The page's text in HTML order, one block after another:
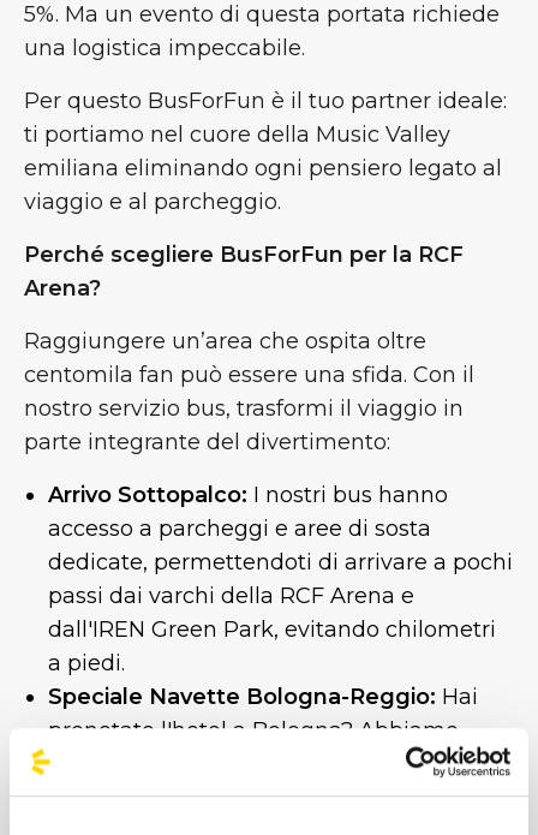
5%. Ma un evento di questa portata richiede
una logistica impeccabile.
Per questo BusForFun è il tuo partner ideale:
ti portiamo nel cuore della Music Valley
emiliana eliminando ogni pensiero legato al
viaggio e al parcheggio.
Perché scegliere BusForFun per la RCF
Arena?
Raggiungere un’area che ospita oltre
centomila fan può essere una sfida. Con il
nostro servizio bus, trasformi il viaggio in
parte integrante del divertimento:
Arrivo Sottopalco: I nostri bus hanno
accesso a parcheggi e aree di sosta
dedicate, permettendoti di arrivare a pochi
passi dai varchi della RCF Arena e
dall'IREN Green Park, evitando chilometri
a piedi.
Speciale Navette Bologna-Reggio: Hai
prenotato l'hotel a Bologna? Abbiamo
attivato un servizio navetta specifico da e
per il capoluogo emiliano. Ti veniamo a